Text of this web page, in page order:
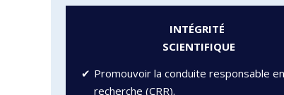
INTÉGRITÉ
SCIENTIFIQUE
Promouvoir la conduite responsable en
recherche (CRR).